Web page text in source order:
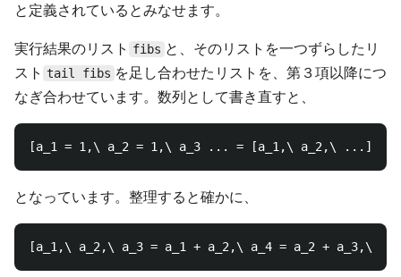
と定義されているとみなせます。
実行結果のリスト fibs と、そのリストを一つずらしたリ
スト tail fibs を足し合わせたリストを、第３項以降につ
なぎ合わせています。数列として書き直すと、
となっています。整理すると確かに、